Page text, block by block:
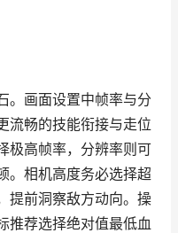
。画面设置中帧率与分
流畅的技能衔接与走位
极高帧率，分辨率则可
。相机高度务必选择超
提前洞察敌方动向。操
推荐选择绝对值最低血